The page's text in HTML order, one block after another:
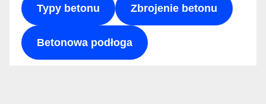
Typy betonu Zbrojenie betonu
Betonowa podłoga